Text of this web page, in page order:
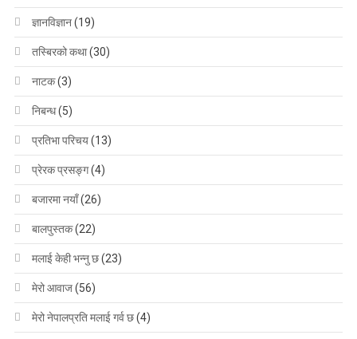
ज्ञानविज्ञान(19)
तस्बिरको कथा(30)
नाटक(3)
निबन्ध(5)
प्रतिभा परिचय(13)
प्रेरक प्रसङ्ग(4)
बजारमा नयाँ(26)
बालपुस्तक(22)
मलाई केही भन्नु छ(23)
मेरो आवाज(56)
मेरो नेपालप्रति मलाई गर्व छ(4)